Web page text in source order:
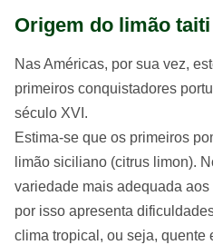
Origem do limão taiti
Nas Américas, por sua vez,
primeiros conquistadores
século XVI.
Estima-se que os primeiros
limão siciliano (citrus limon).
variedade mais adequada
por isso apresenta
clima tropical, ou seja, quente